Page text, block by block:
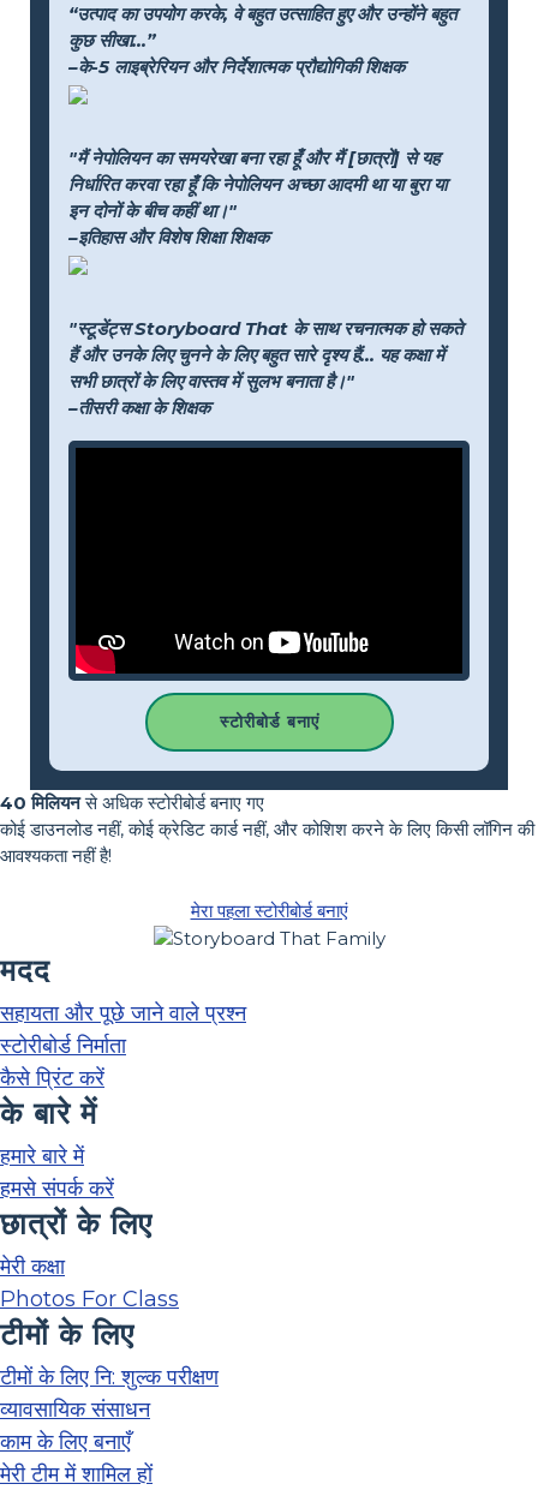
“उत्पाद का उपयोग करके, वे बहुत उत्साहित हुए और उन्होंने बहुत
कुछ सीखा...”
–के-5 लाइब्रेरियन और निर्देशात्मक प्रौद्योगिकी शिक्षक
"मैं नेपोलियन का समयरेखा बना रहा हूँ और मैं [छात्रों] से यह
निर्धारित करवा रहा हूँ कि नेपोलियन अच्छा आदमी था या बुरा या
इन दोनों के बीच कहीं था।"
–इतिहास और विशेष शिक्षा शिक्षक
"स्टूडेंट्स Storyboard That के साथ रचनात्मक हो सकते
हैं और उनके लिए चुनने के लिए बहुत सारे दृश्य हैं... यह कक्षा में
सभी छात्रों के लिए वास्तव में सुलभ बनाता है।"
–तीसरी कक्षा के शिक्षक
स्टोरीबोर्ड बनाएं
40 मिलियनसे अधिक स्टोरीबोर्ड बनाए गए
कोई डाउनलोड नहीं, कोई क्रेडिट कार्ड नहीं, और कोशिश करने के लिए किसी लॉगिन की
आवश्यकता नहीं है!
मेरा पहला स्टोरीबोर्ड बनाएं
मदद
सहायता और पूछे जाने वाले प्रश्न
स्टोरीबोर्ड निर्माता
कैसे प्रिंट करें
के बारे में
हमारे बारे में
हमसे संपर्क करें
छात्रों के लिए
मेरी कक्षा
Photos For Class
टीमों के लिए
टीमों के लिए नि: शुल्क परीक्षण
व्यावसायिक संसाधन
काम के लिए बनाएँ
मेरी टीम में शामिल हों